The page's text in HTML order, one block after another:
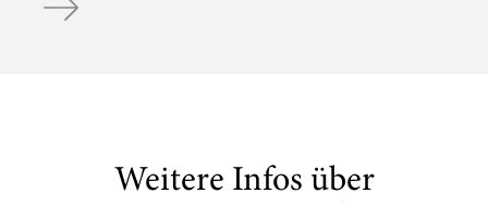
Weitere Infos über